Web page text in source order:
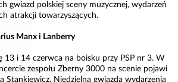
gwiazd polskiej sceny muzycznej, wydarzeń
atrakcji towarzyszących.
Manx i Lanberry
13 i 14 czerwca na boisku przy PSP nr 3. W
zespołu Zberny 3000 na scenie pojawi
Stankiewicz. Niedzielną gwiazdą wydarzenia